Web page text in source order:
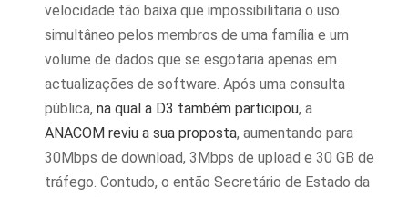
velocidade tão baixa que impossibilitaria o uso
simultâneo pelos membros de uma família e um
volume de dados que se esgotaria apenas em
actualizações de software. Após uma consulta
pública, na qual a D3 também participou, a
ANACOM reviu a sua proposta, aumentando para
30Mbps de download, 3Mbps de upload e 30 GB de
tráfego. Contudo, o então Secretário de Estado da